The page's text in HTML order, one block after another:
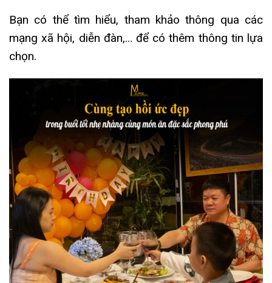
Bạn có thể tìm hiểu, tham khảo thông qua các
mạng xã hội, diễn đàn,… để có thêm thông tin lựa
chọn.